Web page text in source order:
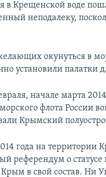
в Крещенской воде
неподалеку,
окунуться в
установили палатки
начале марта
флота России
Крымский
года на территории
референдум о статусе
в свой состав. Ни